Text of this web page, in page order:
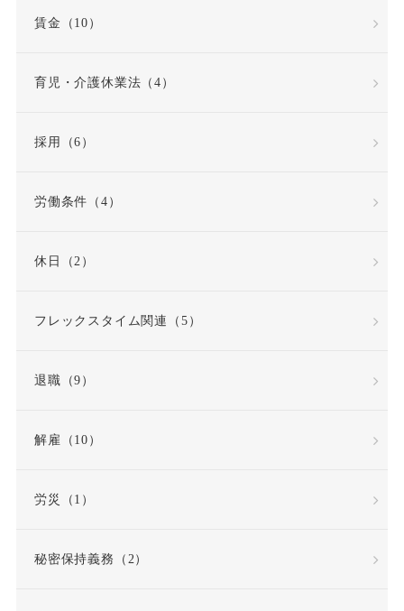
賃金（10）
育児・介護休業法（4）
採用（6）
労働条件（4）
休日（2）
フレックスタイム関連（5）
退職（9）
解雇（10）
労災（1）
秘密保持義務（2）